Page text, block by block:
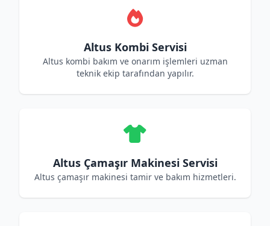
Altus Kombi Servisi
Altus kombi bakım ve onarım işlemleri uzman
teknik ekip tarafından yapılır.
Altus Çamaşır Makinesi Servisi
Altus çamaşır makinesi tamir ve bakım hizmetleri.